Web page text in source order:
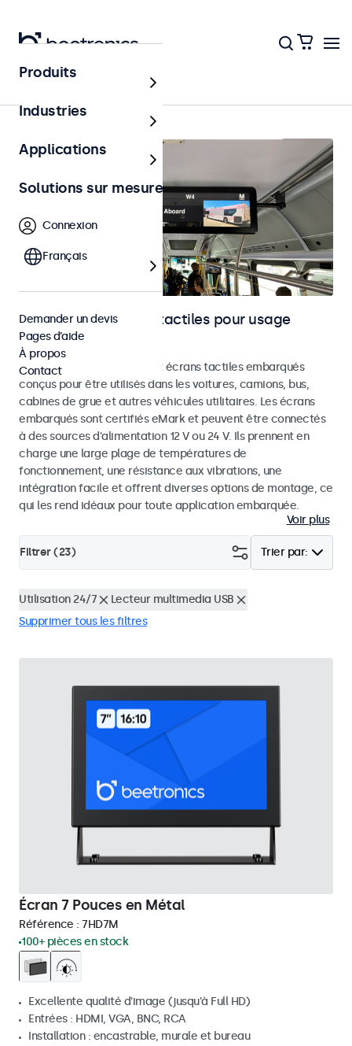
Accueil
Moniteurs et écrans tactiles pour usage
embarqué
Découvrez nos moniteurs et écrans tactiles embarqués
conçus pour être utilisés dans les voitures, camions, bus,
cabines de grue et autres véhicules utilitaires. Les écrans
embarqués sont certifiés eMark et peuvent être connectés
à des sources d'alimentation 12 V ou 24 V. Ils prennent en
charge une large plage de températures de
fonctionnement, une résistance aux vibrations, une
intégration facile et offrent diverses options de montage, ce
qui les rend idéaux pour toute application embarquée.
Voir plus
Trier par:
Filtrer (23)
Utilisation 24/7
Lecteur multimedia USB
Supprimer tous les filtres
Écran 7 Pouces en Métal
Référence : 7HD7M
100+ pièces en stock
Excellente qualité d'image (jusqu'à Full HD)
Entrées : HDMI, VGA, BNC, RCA
Installation : encastrable, murale et bureau
Produits
Industries
Applications
Solutions sur mesure
Connexion
Français
Demander un devis
Pages d’aide
À propos
Contact